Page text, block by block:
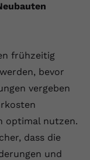
frühzeitig
bevor
vergeben
optimal nutzen.
dass die
und